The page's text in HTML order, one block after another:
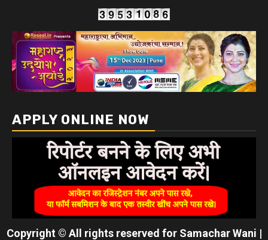
APPLY ONLINE NOW
Copyright © All rights reserved for Samachar Wani |